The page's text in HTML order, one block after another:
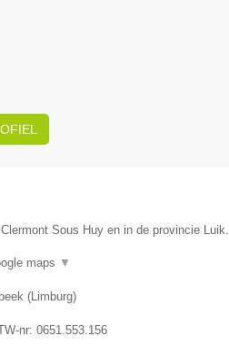
Sous Huy en in de provincie Luik.
maps ▼
(Limburg)
nr: 0651.553.156